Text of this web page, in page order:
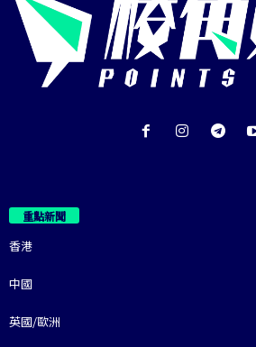
重點新聞
香港
中國
英國/歐洲